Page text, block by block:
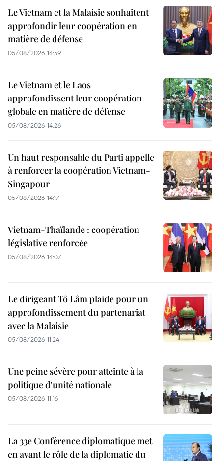
Le Vietnam et la Malaisie souhaitent
approfondir leur coopération en
matière de défense
05/08/2026 14:59
Le Vietnam et le Laos
approfondissent leur coopération
globale en matière de défense
05/08/2026 14:26
Un haut responsable du Parti appelle
à renforcer la coopération Vietnam-
Singapour
05/08/2026 14:17
Vietnam-Thaïlande : coopération
législative renforcée
05/08/2026 14:07
Le dirigeant Tô Lâm plaide pour un
approfondissement du partenariat
avec la Malaisie
05/08/2026 11:24
Une peine sévère pour atteinte à la
politique d'unité nationale
05/08/2026 11:16
La 33e Conférence diplomatique met
en avant le rôle de la diplomatie du